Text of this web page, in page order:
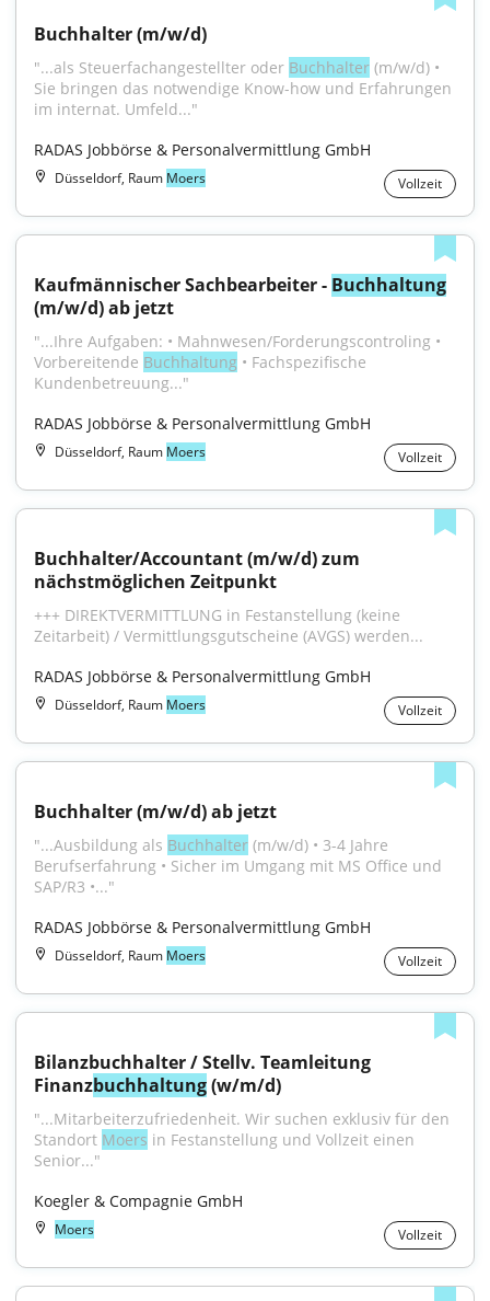
Buchhalter (m/w/d)
"...als Steuerfachangestellter oder Buchhalter (m/w/d) •
Sie bringen das notwendige Know-how und Erfahrungen
im internat. Umfeld..."
RADAS Jobbörse & Personalvermittlung GmbH
Düsseldorf, Raum Moers Vollzeit
Kaufmännischer Sachbearbeiter - Buchhaltung
(m/w/d) ab jetzt
"...Ihre Aufgaben: • Mahnwesen/Forderungscontroling •
Vorbereitende Buchhaltung • Fachspezifische
Kundenbetreuung..."
RADAS Jobbörse & Personalvermittlung GmbH
Düsseldorf, Raum Moers Vollzeit
Buchhalter/Accountant (m/w/d) zum
nächstmöglichen Zeitpunkt
+++ DIREKTVERMITTLUNG in Festanstellung (keine
Zeitarbeit) / Vermittlungsgutscheine (AVGS) werden...
RADAS Jobbörse & Personalvermittlung GmbH
Düsseldorf, Raum Moers Vollzeit
Buchhalter (m/w/d) ab jetzt
"...Ausbildung als Buchhalter (m/w/d) • 3-4 Jahre
Berufserfahrung • Sicher im Umgang mit MS Office und
SAP/R3 •..."
RADAS Jobbörse & Personalvermittlung GmbH
Düsseldorf, Raum Moers Vollzeit
Bilanzbuchhalter / Stellv. Teamleitung
Finanzbuchhaltung (w/m/d)
"...Mitarbeiterzufriedenheit. Wir suchen exklusiv für den
Standort Moers in Festanstellung und Vollzeit einen
Senior..."
Koegler & Compagnie GmbH
Moers Vollzeit